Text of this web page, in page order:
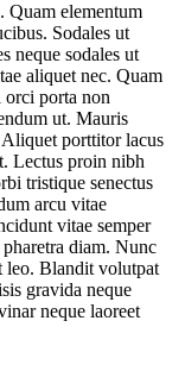
Quam elementum
Sodales ut
neque sodales ut
aliquet nec. Quam
orci porta non
ut. Mauris
porttitor lacus
Lectus proin nibh
tristique senectus
arcu vitae
vitae semper
diam. Nunc
leo. Blandit volutpat
gravida neque
neque laoreet